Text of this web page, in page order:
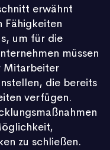
erwähnt
Fähigkeiten
um für die
müssen
Mitarbeiter
die bereits
verfügen.
zu schließen.